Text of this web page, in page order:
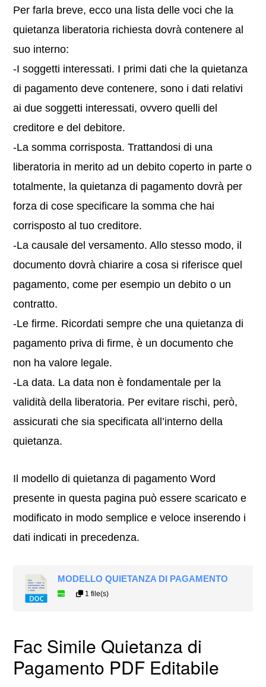
Per farla breve, ecco una lista delle voci che la
quietanza liberatoria richiesta dovrà contenere al
suo interno:
-I soggetti interessati. I primi dati che la quietanza
di pagamento deve contenere, sono i dati relativi
ai due soggetti interessati, ovvero quelli del
creditore e del debitore.
-La somma corrisposta. Trattandosi di una
liberatoria in merito ad un debito coperto in parte o
totalmente, la quietanza di pagamento dovrà per
forza di cose specificare la somma che hai
corrisposto al tuo creditore.
-La causale del versamento. Allo stesso modo, il
documento dovrà chiarire a cosa si riferisce quel
pagamento, come per esempio un debito o un
contratto.
-Le firme. Ricordati sempre che una quietanza di
pagamento priva di firme, è un documento che
non ha valore legale.
-La data. La data non è fondamentale per la
validità della liberatoria. Per evitare rischi, però,
assicurati che sia specificata all’interno della
quietanza.
Il modello di quietanza di pagamento Word
presente in questa pagina può essere scaricato e
modificato in modo semplice e veloce inserendo i
dati indicati in precedenza.
MODELLO QUIETANZA DI PAGAMENTO
1 file(s)
Fac Simile Quietanza di
Pagamento PDF Editabile